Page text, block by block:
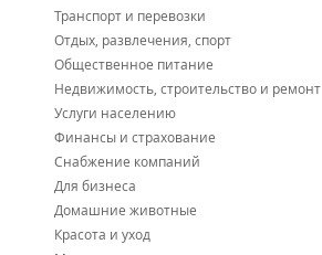
Транспорт и перевозки
Отдых, развлечения, спорт
Общественное питание
Недвижимость, строительство и ремонт
Услуги населению
Финансы и страхование
Снабжение компаний
Для бизнеса
Домашние животные
Красота и уход